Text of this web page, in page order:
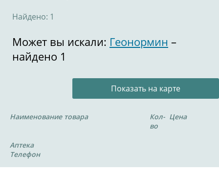
Найдено: 1
Может вы искали: Геонормин –
найдено 1
Показать на карте
Наименование товара
Кол-
во
Цена
Аптека
Телефон